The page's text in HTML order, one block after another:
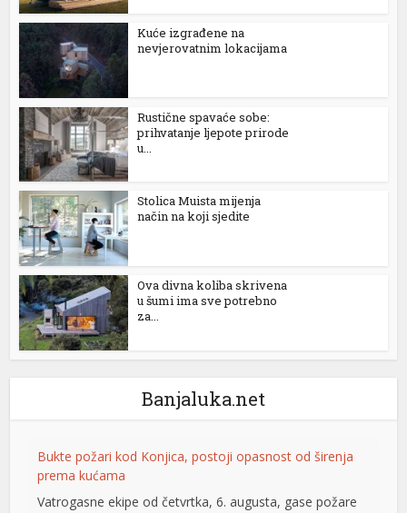
Kuće izgrađene na
nevjerovatnim lokacijama
Rustične spavaće sobe:
prihvatanje ljepote prirode
u...
Stolica Muista mijenja
način na koji sjedite
Ova divna koliba skrivena
u šumi ima sve potrebno
za...
Banjaluka.net
Bukte požari kod Konjica, postoji opasnost od širenja
prema kućama
Vatrogasne ekipe od četvrtka, 6. augusta, gase požare